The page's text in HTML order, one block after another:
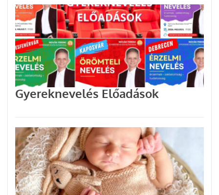
Gyereknevelés Előadások